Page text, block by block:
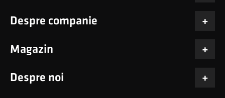
Despre companie
Magazin
Despre noi